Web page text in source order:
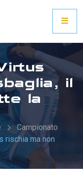
il
la
Campionato
rischia ma non